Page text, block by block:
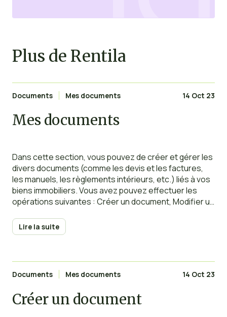
Plus de Rentila
Documents Mes documents 14 Oct 23
Mes documents
Dans cette section, vous pouvez de créer et gérer les
divers documents (comme les devis et les factures,
les manuels, les règlements intérieurs, etc.) liés à vos
biens immobiliers. Vous avez pouvez effectuer les
opérations suivantes : Créer un document, Modifier un
document, Supprimer un document. Vous pouvez
filtrer
Lire la suite
Documents Mes documents 14 Oct 23
Créer un document